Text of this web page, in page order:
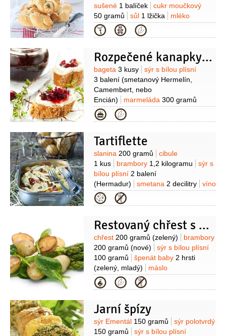
sušené 1 balíček
cukr moučkový
50 gramů
sůl 1 lžička
mléko
100 mililitrů
(vlažné)
3 kusy
máslo180 gramů (změklé)
(na vál)
vejce(+ 1 lžíce mléka, na
potření)
mák
(nebo sezamová
semínka nebo hrubá sůl, na
posypání)
Na hermelínovou
pomazánku:
sýr s bílou plísní
2 balení
(Hermelín, Camembert, nebo
Encián)
majonéza
1 kus (střední)
50 gramů
česnek
1 stroužek
paprika (mletá)
černý (mletý) sůl
Kategorie
Rozpečené kanapky s brusinkami
Suroviny
bageta 3 kusy
sýr s bílou plísní
3 balení (smetanový Hermelín,
Camembert, nebo
Encián)
marmeláda 300 gramů
(nakládané brusinky)
ozdobu)
Kategorie
Tartiflette
Suroviny
slanina 200 gramů
cibule
1 kus
brambory 1,2 kilogramu
sýr s
bílou plísní 2 balení
(Hermadur)
smetana 2 decilitry
víno
bílé
5 decilitrů
Kategorie
Restovaný chřest s novými bramborami
Suroviny
chřest 200 gramů (zelený)
brambory
200 gramů (nové)
sýr s bílou plísní
100 gramů
špenát baby 2 hrsti
(zelený, mladý)
máslo
50 gramů
olej olivový
černý(mletý) sůl
Kategorie
Jarní špízy
Suroviny
sýr Ementál 150 gramů
sýr polotvrdý
150 gramů
sýr s bílou plísní